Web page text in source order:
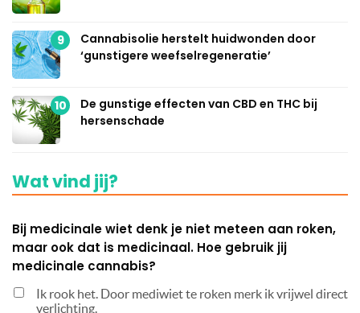
9
Cannabisolie herstelt huidwonden door
‘gunstigere weefselregeneratie’
10
De gunstige effecten van CBD en THC bij
hersenschade
Wat vind jij?
Bij medicinale wiet denk je niet meteen aan roken,
maar ook dat is medicinaal. Hoe gebruik jij
medicinale cannabis?
Ik rook het. Door mediwiet te roken merk ik vrijwel direct
verlichting.